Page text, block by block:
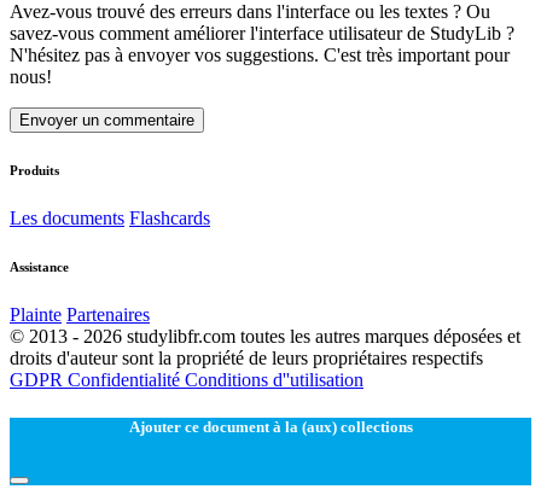
Avez-vous trouvé des erreurs dans l'interface ou les textes ? Ou
savez-vous comment améliorer l'interface utilisateur de StudyLib ?
N'hésitez pas à envoyer vos suggestions. C'est très important pour
nous!
Envoyer un commentaire
Produits
Les documents Flashcards
Assistance
Plainte Partenaires
© 2013 - 2026 studylibfr.com toutes les autres marques déposées et
droits d'auteur sont la propriété de leurs propriétaires respectifs
GDPR Confidentialité Conditions d''utilisation
Ajouter ce document à la (aux) collections